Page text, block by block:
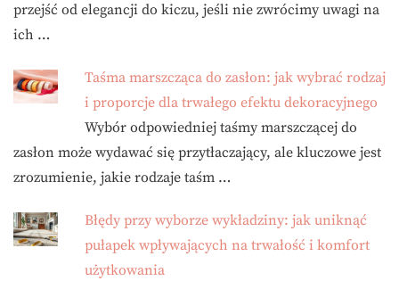
przejść od elegancji do kiczu, jeśli nie zwrócimy uwagi na
ich …
Taśma marszcząca do zasłon: jak wybrać rodzaj
i proporcje dla trwałego efektu dekoracyjnego
Wybór odpowiedniej taśmy marszczącej do
zasłon może wydawać się przytłaczający, ale kluczowe jest
zrozumienie, jakie rodzaje taśm …
Błędy przy wyborze wykładziny: jak uniknąć
pułapek wpływających na trwałość i komfort
użytkowania